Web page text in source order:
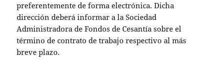
preferentemente de forma electrónica. Dicha
dirección deberá informar a la Sociedad
Administradora de Fondos de Cesantía sobre el
término de contrato de trabajo respectivo al más
breve plazo.